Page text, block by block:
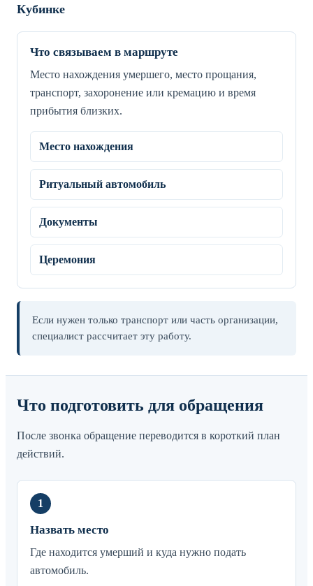
Кубинке
Что связываем в маршруте
Место нахождения умершего, место прощания,
транспорт, захоронение или кремацию и время
прибытия близких.
Место нахождения
Ритуальный автомобиль
Документы
Церемония
Если нужен только транспорт или часть организации,
специалист рассчитает эту работу.
Что подготовить для обращения
После звонка обращение переводится в короткий план
действий.
Назвать место
Где находится умерший и куда нужно подать
автомобиль.